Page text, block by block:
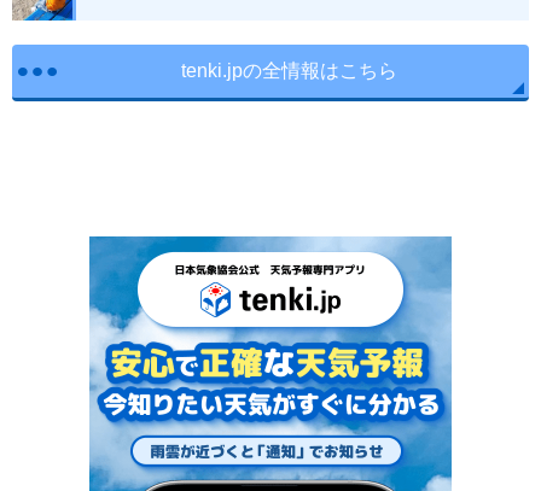
tenki.jpの全情報はこちら